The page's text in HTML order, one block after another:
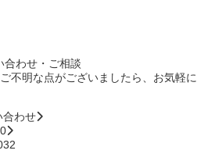
不明な点がございましたら、お気軽に
合わせ